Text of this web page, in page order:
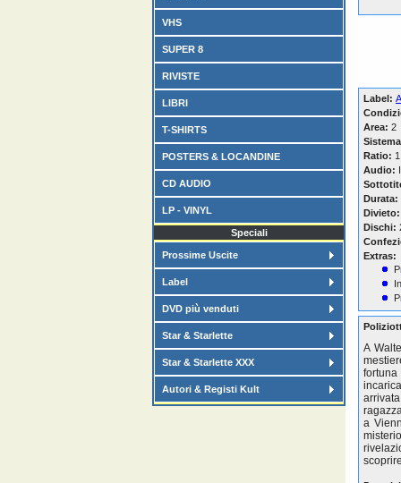
VHS
SUPER 8
RIVISTE
LIBRI
T-SHIRTS
POSTERS & LOCANDINE
CD AUDIO
LP - VINYL
Speciali
Prossime Uscite
Label
DVD più venduti
Star & Starlette
Star & Starlette XXX
Autori & Registi Kult
Label:
Area: 2
Ratio:
Audio:
Durata:
Divieto:
Dischi:
Extras:
A
fortuna
a